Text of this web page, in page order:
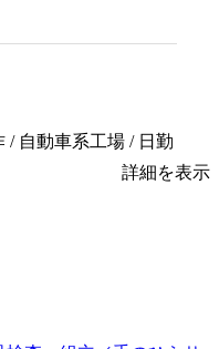
/ 自動車系工場 / 日勤
詳細を表示